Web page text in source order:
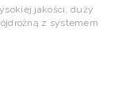
jakości, duży
z systemem